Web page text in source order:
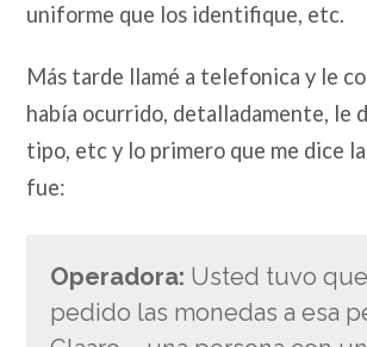
uniforme que los identifique, etc.
Más tarde llamé a telefonica y le
había ocurrido, detalladamente, le
tipo, etc y lo primero que me dice
fue:
Operadora: Usted tuvo
pedido las monedas a esa